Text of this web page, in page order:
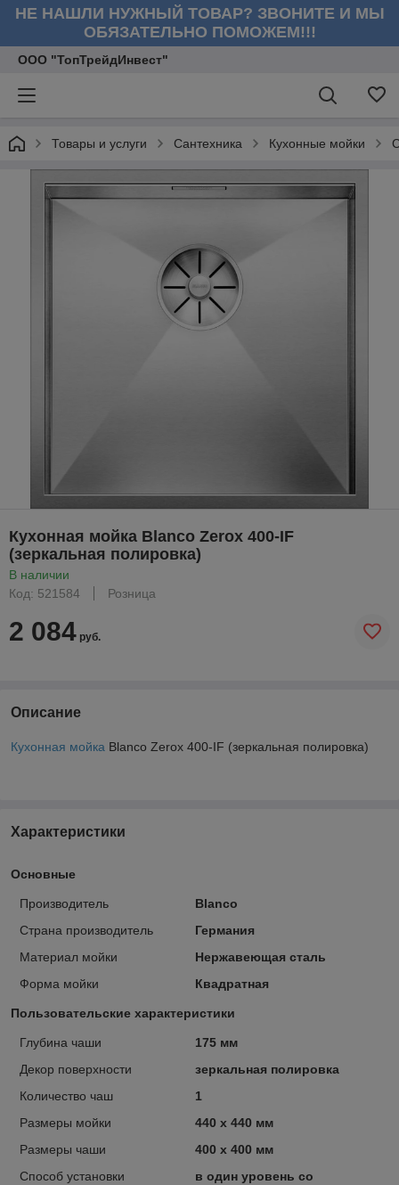
НЕ НАШЛИ НУЖНЫЙ ТОВАР? ЗВОНИТЕ И МЫ
ОБЯЗАТЕЛЬНО ПОМОЖЕМ!!!
ООО "ТопТрейдИнвест"
Товары и услуги Сантехника Кухонные мойки
Кухонная мойка Blanco Zerox 400-IF
(зеркальная полировка)
В наличии
Код: 521584
Розница
2 084 руб.
Описание
Кухонная мойка Blanco Zerox 400-IF (зеркальная полировка)
Характеристики
Основные
Производитель
Blanco
Страна производитель
Германия
Материал мойки
Нержавеющая сталь
Форма мойки
Квадратная
Пользовательские характеристики
Глубина чаши
175 мм
Декор поверхности
зеркальная полировка
Количество чаш
1
Размеры мойки
440 х 440 мм
Размеры чаши
400 х 400 мм
Способ установки
в один уровень со